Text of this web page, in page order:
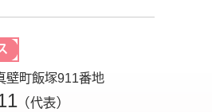
壁町飯塚911番地
（代表）